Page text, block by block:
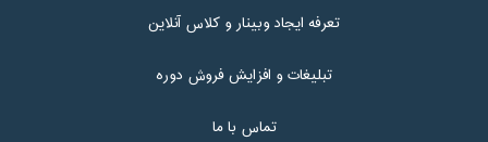
تعرفه ایجاد وبینار و کلاس آنلاین
تبلیغات و افزایش فروش دوره
تماس با ما